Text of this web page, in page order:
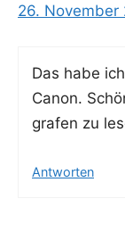
26. November
Das habe
Canon.
gra­fen zu
Antworten